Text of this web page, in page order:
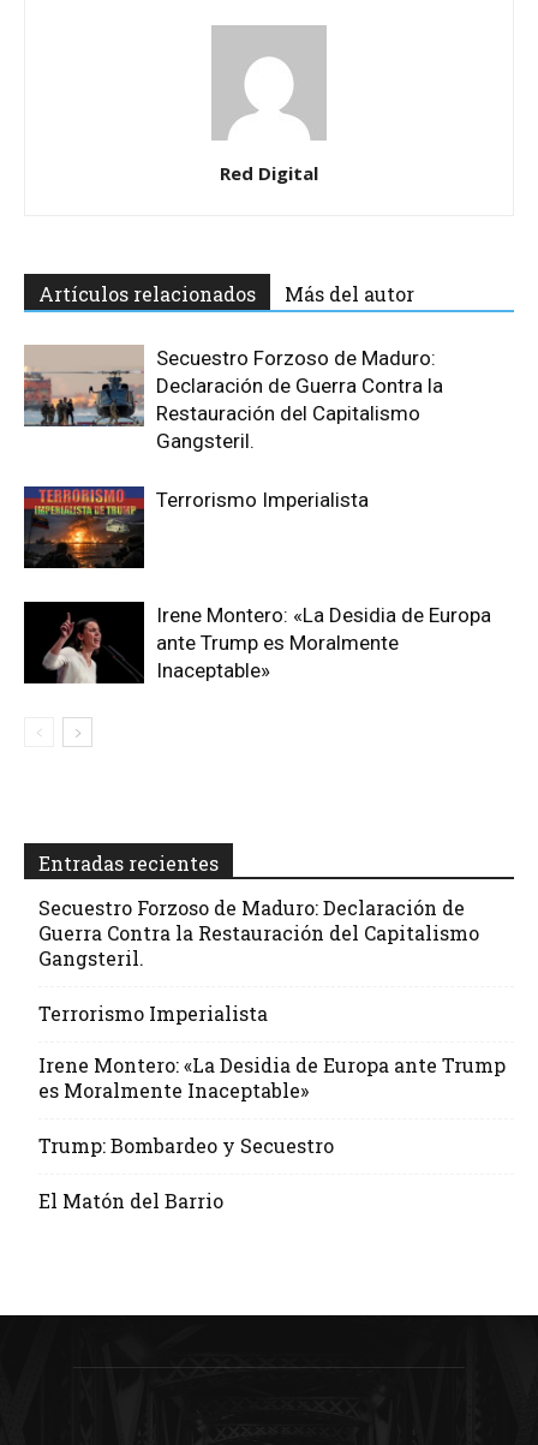
Red Digital
Artículos relacionados Más del autor
Secuestro Forzoso de Maduro:
Declaración de Guerra Contra la
Restauración del Capitalismo
Gangsteril.
Terrorismo Imperialista
Irene Montero: «La Desidia de Europa
ante Trump es Moralmente
Inaceptable»
Entradas recientes
Secuestro Forzoso de Maduro: Declaración de
Guerra Contra la Restauración del Capitalismo
Gangsteril.
Terrorismo Imperialista
Irene Montero: «La Desidia de Europa ante Trump
es Moralmente Inaceptable»
Trump: Bombardeo y Secuestro
El Matón del Barrio